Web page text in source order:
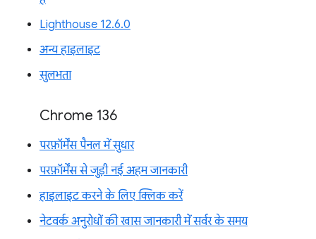
Lighthouse 12.6.0
अन्य हाइलाइट
सुलभता
Chrome 136
परफ़ॉर्मेंस पैनल में सुधार
परफ़ॉर्मेंस से जुड़ी नई अहम जानकारी
हाइलाइट करने के लिए क्लिक करें
नेटवर्क अनुरोधों की खास जानकारी में सर्वर के समय